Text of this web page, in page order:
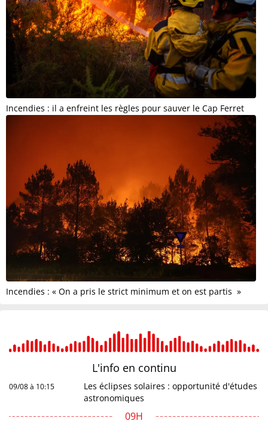
Incendies : il a enfreint les règles pour sauver le Cap Ferret
Incendies : « On a pris le strict minimum et on est partis »
L'info en continu
09/08 à 10:15
Les éclipses solaires : opportunité d'études
astronomiques
09H